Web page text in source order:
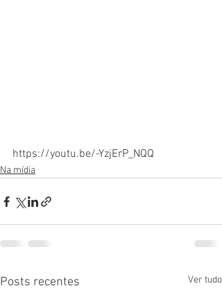
https://youtu.be/-YzjErP_NQQ
Na mídia
Posts recentes Ver tudo